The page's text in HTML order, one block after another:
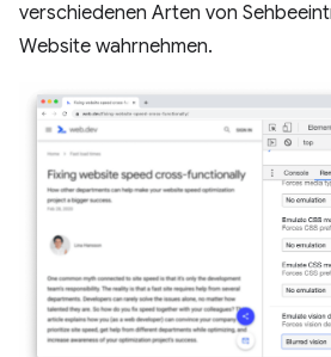
verschiedenen Arten von
Website wahrnehmen.